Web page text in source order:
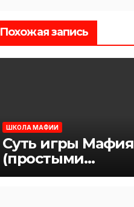
Похожая запись
ШКОЛА МАФИИ
Суть игры Мафия
(простыми
словами)